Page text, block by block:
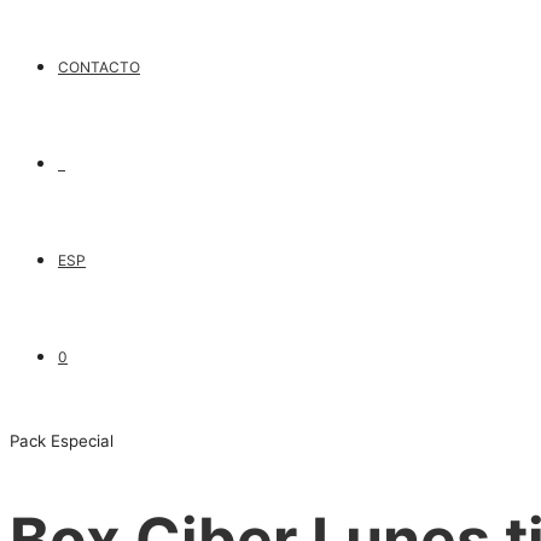
CONTACTO
ESP
0
Pack Especial